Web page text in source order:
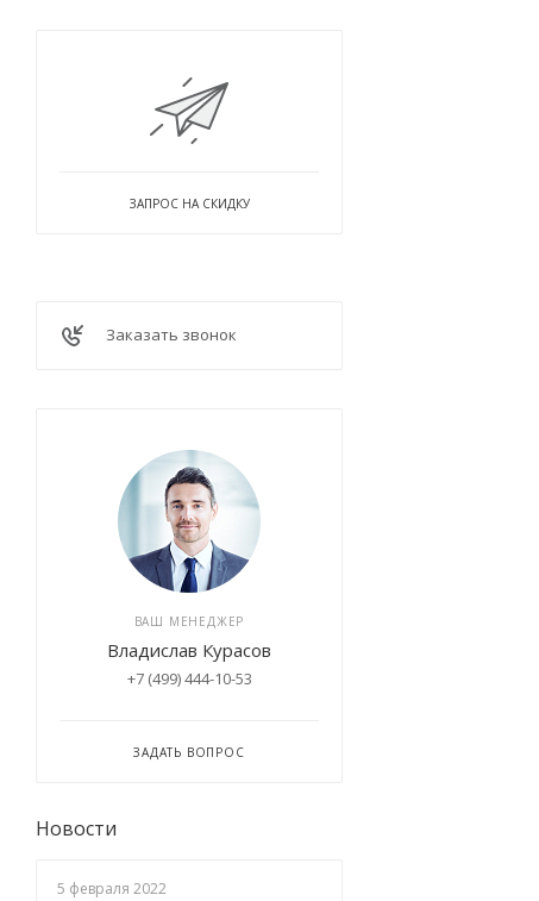
ЗАПРОС НА СКИДКУ
Заказать звонок
ВАШ МЕНЕДЖЕР
Владислав Курасов
+7 (499) 444-10-53
ЗАДАТЬ ВОПРОС
Новости
5 февраля 2022